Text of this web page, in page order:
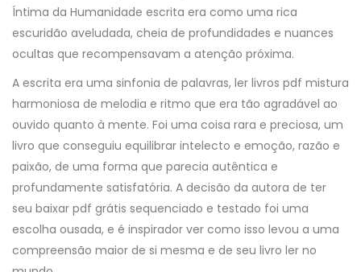
Íntima da Humanidade escrita era como uma rica
escuridão aveludada, cheia de profundidades e nuances
ocultas que recompensavam a atenção próxima.
A escrita era uma sinfonia de palavras, ler livros pdf mistura
harmoniosa de melodia e ritmo que era tão agradável ao
ouvido quanto à mente. Foi uma coisa rara e preciosa, um
livro que conseguiu equilibrar intelecto e emoção, razão e
paixão, de uma forma que parecia autêntica e
profundamente satisfatória. A decisão da autora de ter
seu baixar pdf grátis sequenciado e testado foi uma
escolha ousada, e é inspirador ver como isso levou a uma
compreensão maior de si mesma e de seu livro ler no